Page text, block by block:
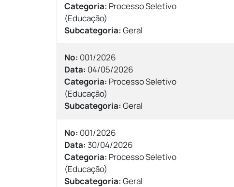
Categoria: Processo Seletivo
(Educação)
Subcategoria: Geral
Nº: 001/2026
Data: 04/05/2026
Categoria: Processo Seletivo
(Educação)
Subcategoria: Geral
Nº: 001/2026
Data: 30/04/2026
Categoria: Processo Seletivo
(Educação)
Subcategoria: Geral